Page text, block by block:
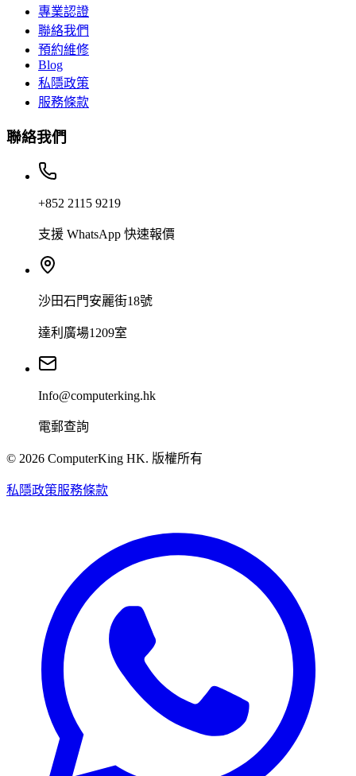
專業認證
聯絡我們
預約維修
Blog
私隱政策
服務條款
聯絡我們
+852 2115 9219
支援 WhatsApp 快速報價
沙田石門安麗街18號
達利廣場1209室
Info@computerking.hk
電郵查詢
© 2026 ComputerKing HK. 版權所有
私隱政策服務條款